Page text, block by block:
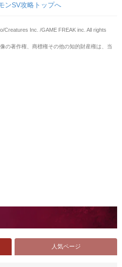
ンSV攻略トップへ
Creatures Inc. /GAME FREAK inc. All rights
の著作権、商標権その他の知的財産権は、当
人気ページ